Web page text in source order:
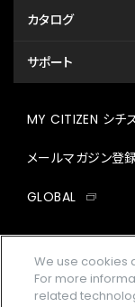
カタログ
サポート
MY CITIZEN シチ
メールマガジン登
GLOBAL
We use cookies
For more
related